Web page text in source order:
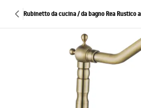
Rubinetto da cucina / da bagno Rea Rustico